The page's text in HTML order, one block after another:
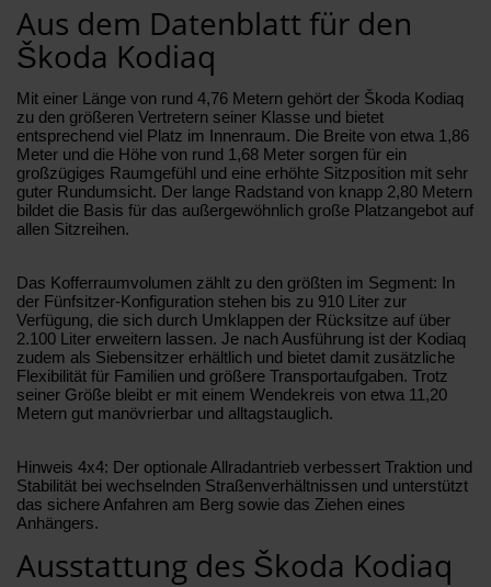
Aus dem Datenblatt für den
Škoda Kodiaq
Mit einer Länge von rund 4,76 Metern gehört der Škoda Kodiaq
zu den größeren Vertretern seiner Klasse und bietet
entsprechend viel Platz im Innenraum. Die Breite von etwa 1,86
Meter und die Höhe von rund 1,68 Meter sorgen für ein
großzügiges Raumgefühl und eine erhöhte Sitzposition mit sehr
guter Rundumsicht. Der lange Radstand von knapp 2,80 Metern
bildet die Basis für das außergewöhnlich große Platzangebot auf
allen Sitzreihen.
Das Kofferraumvolumen zählt zu den größten im Segment: In
der Fünfsitzer-Konfiguration stehen bis zu 910 Liter zur
Verfügung, die sich durch Umklappen der Rücksitze auf über
2.100 Liter erweitern lassen. Je nach Ausführung ist der Kodiaq
zudem als Siebensitzer erhältlich und bietet damit zusätzliche
Flexibilität für Familien und größere Transportaufgaben. Trotz
seiner Größe bleibt er mit einem Wendekreis von etwa 11,20
Metern gut manövrierbar und alltagstauglich.
Hinweis 4x4: Der optionale Allradantrieb verbessert Traktion und
Stabilität bei wechselnden Straßenverhältnissen und unterstützt
das sichere Anfahren am Berg sowie das Ziehen eines
Anhängers.
Ausstattung des Škoda Kodiaq